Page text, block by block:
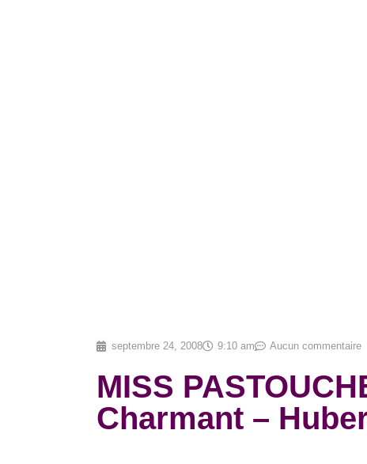
septembre 24, 2008 9:10 am Aucun commentaire
MISS
Charmant –